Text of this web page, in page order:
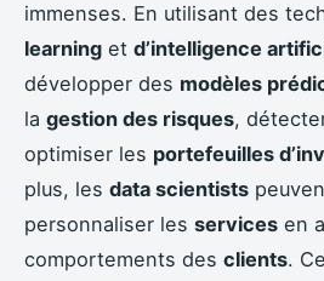
immenses. En utilisant des
learning et d’intelligence
développer des modèles
la gestion des risques,
optimiser les portefeuilles
plus, les data scientists
personnaliser les services en
comportements des clients.